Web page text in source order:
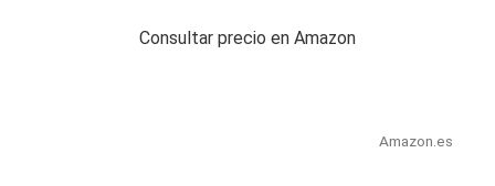
Consultar precio en Amazon
Amazon.es